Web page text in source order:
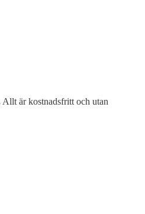
Allt är kostnadsfritt och utan